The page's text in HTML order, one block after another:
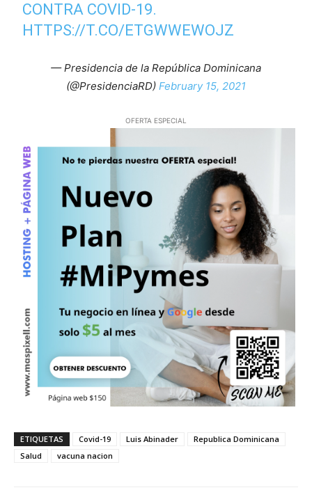
CONTRA COVID-19.
HTTPS://T.CO/ETGWWEWOJZ
— Presidencia de la República Dominicana
(@PresidenciaRD) February 15, 2021
OFERTA ESPECIAL
ETIQUETAS Covid-19 Luis Abinader
Republica Dominicana
Salud
vacuna nacion